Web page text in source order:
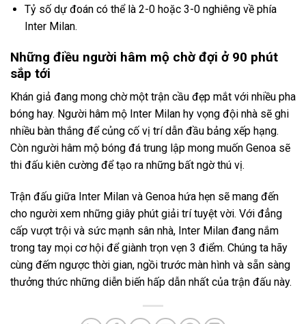
Tỷ số dự đoán có thể là 2-0 hoặc 3-0 nghiêng về phía
Inter Milan.
Những điều người hâm mộ chờ đợi ở 90 phút
sắp tới
Khán giả đang mong chờ một trận cầu đẹp mắt với nhiều pha
bóng hay. Người hâm mộ Inter Milan hy vọng đội nhà sẽ ghi
nhiều bàn thắng để củng cố vị trí dẫn đầu bảng xếp hạng.
Còn người hâm mộ bóng đá trung lập mong muốn Genoa sẽ
thi đấu kiên cường để tạo ra những bất ngờ thú vị.
Trận đấu giữa Inter Milan và Genoa hứa hẹn sẽ mang đến
cho người xem những giây phút giải trí tuyệt vời. Với đẳng
cấp vượt trội và sức mạnh sân nhà, Inter Milan đang nắm
trong tay mọi cơ hội để giành trọn vẹn 3 điểm. Chúng ta hãy
cùng đếm ngược thời gian, ngồi trước màn hình và sẵn sàng
thưởng thức những diễn biến hấp dẫn nhất của trận đấu này.